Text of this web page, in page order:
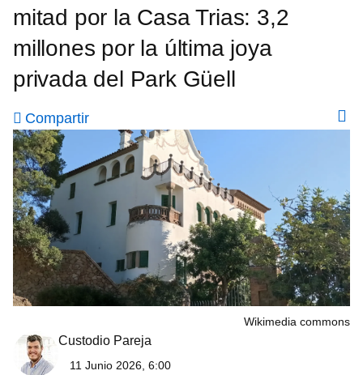
mitad por la Casa Trias: 3,2
millones por la última joya
privada del Park Güell
Compartir
Wikimedia commons
Custodio Pareja
11 Junio 2026, 6:00